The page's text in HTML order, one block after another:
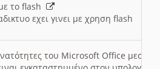
το flash
εχει γινει με χρηση flash
του Microsoft Office μεσω